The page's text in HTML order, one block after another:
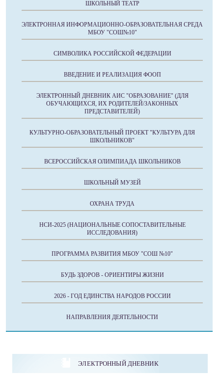
ШКОЛЬНЫЙ ТЕАТР
ЭЛЕКТРОННАЯ ИНФОРМАЦИОННО-ОБРАЗОВАТЕЛЬНАЯ СРЕДА
МБОУ "СОШ№10"
СИМВОЛИКА РОССИЙСКОЙ ФЕДЕРАЦИИ
ВВЕДЕНИЕ И РЕАЛИЗАЦИЯ ФООП
ЭЛЕКТРОННЫЙ ДНЕВНИК АИС "ОБРАЗОВАНИЕ" (ДЛЯ
ОБУЧАЮЩИХСЯ, ИХ РОДИТЕЛЕЙ/ЗАКОННЫХ
ПРЕДСТАВИТЕЛЕЙ)
КУЛЬТУРНО-ОБРАЗОВАТЕЛЬНЫЙ ПРОЕКТ "КУЛЬТУРА ДЛЯ
ШКОЛЬНИКОВ"
ВСЕРОССИЙСКАЯ ОЛИМПИАДА ШКОЛЬНИКОВ
ШКОЛЬНЫЙ МУЗЕЙ
ОХРАНА ТРУДА
НСИ-2025 (НАЦИОНАЛЬНЫЕ СОПОСТАВИТЕЛЬНЫЕ
ИССЛЕДОВАНИЯ)
ПРОГРАММА РАЗВИТИЯ МБОУ "СОШ №10"
БУДЬ ЗДОРОВ - ОРИЕНТИРЫ ЖИЗНИ
2026 - ГОД ЕДИНСТВА НАРОДОВ РОССИИ
НАПРАВЛЕНИЯ ДЕЯТЕЛЬНОСТИ
ЭЛЕКТРОННЫЙ ДНЕВНИК